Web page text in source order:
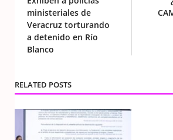
ministeriales de
Veracruz torturando
a detenido en Río
Blanco
RELATED POSTS